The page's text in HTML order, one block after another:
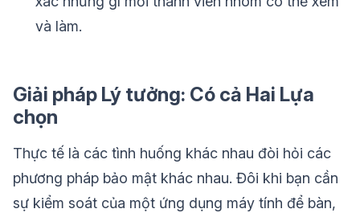
và làm.
Giải pháp Lý tưởng: Có cả Hai Lựa
chọn
Thực tế là các tình huống khác nhau đòi hỏi các
phương pháp bảo mật khác nhau. Đôi khi bạn cần
sự kiểm soát của một ứng dụng máy tính để bàn,